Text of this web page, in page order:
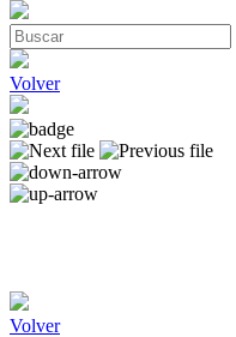
Volver
Volver